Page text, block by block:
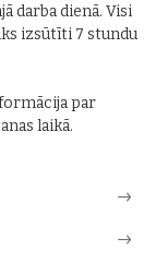
darba dienā. Visi
izsūtīti 7 stundu
par
laikā.